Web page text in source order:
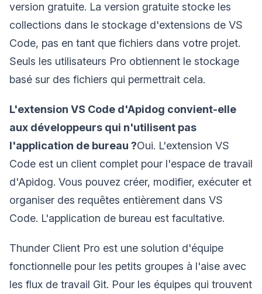
version gratuite. La version gratuite stocke les
collections dans le stockage d'extensions de VS
Code, pas en tant que fichiers dans votre projet.
Seuls les utilisateurs Pro obtiennent le stockage
basé sur des fichiers qui permettrait cela.
L'extension VS Code d'Apidog convient-elle
aux développeurs qui n'utilisent pas
l'application de bureau ?Oui. L'extension VS
Code est un client complet pour l'espace de travail
d'Apidog. Vous pouvez créer, modifier, exécuter et
organiser des requêtes entièrement dans VS
Code. L'application de bureau est facultative.
Thunder Client Pro est une solution d'équipe
fonctionnelle pour les petits groupes à l'aise avec
les flux de travail Git. Pour les équipes qui trouvent